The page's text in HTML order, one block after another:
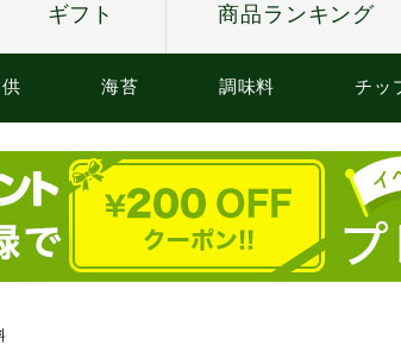
ギフト 商品ランキング
海苔 調味料 チッ